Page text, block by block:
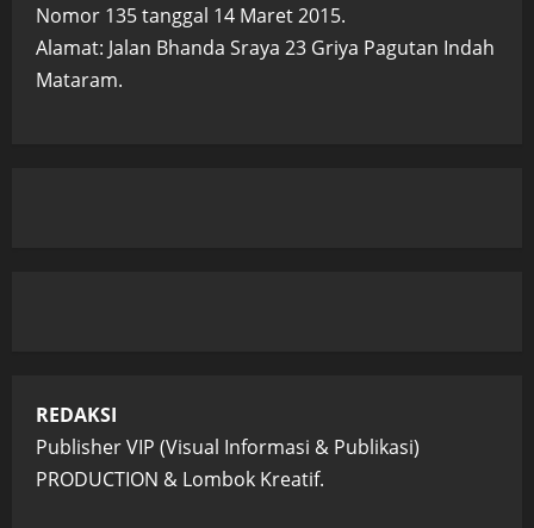
Nomor 135 tanggal 14 Maret 2015.
Alamat: Jalan Bhanda Sraya 23 Griya Pagutan Indah
Mataram.
REDAKSI
Publisher VIP (Visual Informasi & Publikasi)
PRODUCTION & Lombok Kreatif.